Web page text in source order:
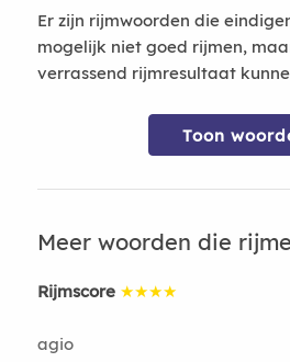
Er zijn rijmwoorden die
mogelijk niet goed rijmen,
verrassend rijmresultaat
Toon
Meer woorden die
Rijmscore ★★★★
agio